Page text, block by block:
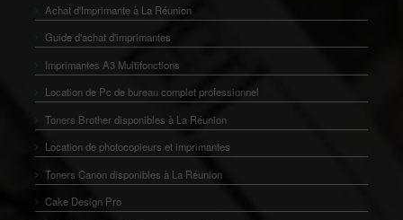
Achat d'Imprimante à La Réunion
Guide d'achat d'imprimantes
Imprimantes A3 Multifonctions
Location de Pc de bureau complet professionnel
Toners Brother disponibles à La Réunion
Location de photocopieurs et imprimantes
Toners Canon disponibles à La Réunion
Cake Design Pro